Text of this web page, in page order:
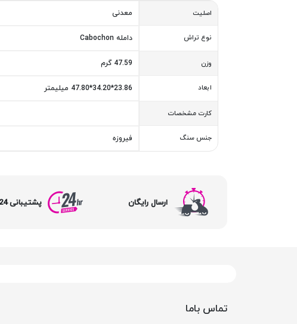
اصلیت معدنی
نوع تراش دامله Cabochon
وزن 47.59 گرم
ابعاد 23.86*34.20*47.80 میلیمتر
کارت مشخصات
جنس سنگ فیروزه
ارسال رایگان پشتیبانی 24 ساعته
تماس باما